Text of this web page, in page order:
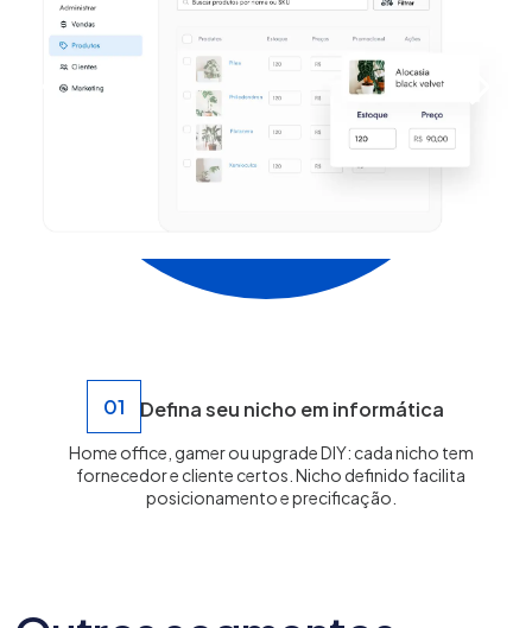
01 Defina seu nicho em informática
Home office, gamer ou upgrade DIY: cada nicho tem
fornecedor e cliente certos. Nicho definido facilita
posicionamento e precificação.